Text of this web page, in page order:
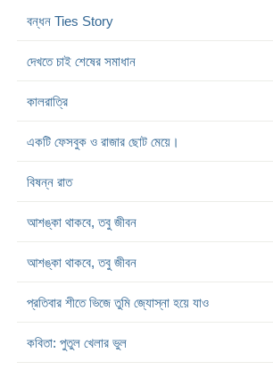
বন্ধন Ties Story
দেখতে চাই শেষের সমাধান
কালরাত্রি
একটি ফেসবুক ও রাজার ছোট মেয়ে।
বিষন্ন রাত
আশঙ্কা থাকবে, তবু জীবন
আশঙ্কা থাকবে, তবু জীবন
প্রতিবার শীতে ভিজে তুমি জ্যোস্না হয়ে যাও
কবিতা: পুতুল খেলার ভুল